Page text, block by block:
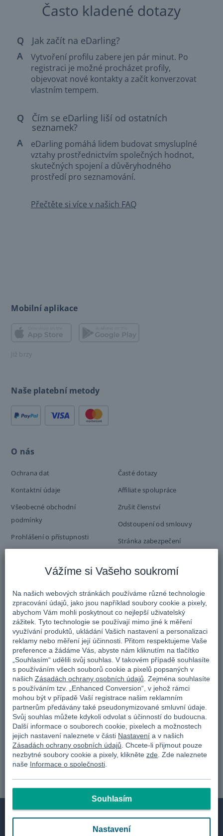
Často kladené dotazy
Jak začít na eDarling?
Vytvoření profilu zabere jen pár minut. Po
registraci je možné procházet profily,
objevovat nové kontakty a začít konverzovat
vlastním tempem.
Čím se eDarling liší od ostatních
seznamek?
eDarling pomáhá lidem budovat smysluplné
vztahy prostřednictvím společných hodnot,
skutečných spojení a důvěryhodného
prostředí pro seznamování.
Přečtěte si více v našich FAQ
Mobilní aplikace
Již brzy
Naše platební metody
O nás
Ochrana dat
Kontaktní údaje
Všeobecné obchodní
podmínky
Prohlášení o přístupnosti
Časté dotazy
Affiliate spolupráce
Zrušit členství
Odstoupení od smlouvy
Stránka zabezpečení
Kontaktní Formulář
Sledujte nás na
Facebook
Instagram
Bezpečnostní pokyny eDarling
Na eDarling najdete nejen partnera, na kterého tak dlouho
čekáte. Najdete také bezpečné prostředí. Máme mnoho funkcí a
každá z nich se postará o vaše bezpečí při seznamování.
Vážíme si Vašeho soukromí
Na našich webových stránkách používáme různé technologie
zpracování údajů, jako jsou například soubory cookie a pixely,
abychom Vám mohli poskytnout co nejlepší uživatelský
zážitek. Tyto technologie se používají mimo jiné k měření
využívání produktů, ukládání Vašich nastavení a personalizaci
reklamy nebo měření její účinnosti. Přitom respektujeme Vaše
preference a žádáme Vás, abyste nám kliknutím na tlačítko
„Souhlasím“ udělili svůj souhlas. V takovém případě souhlasíte
s používáním všech souborů cookie a pixelů popsaných v
našich Zásadách ochrany osobních údajů. Zejména souhlasíte
s používáním tzv. „Enhanced Conversion“, v jehož rámci
mohou být v případě Vaší registrace našim reklamním
partnerům předávány také pseudonymizované smluvní údaje.
Svůj souhlas můžete kdykoli odvolat s účinností do budoucna.
Další informace o souborech cookie, pixelech a možnostech
jejich nastavení naleznete v části Nastavení a v našich
Zásadách ochrany osobních údajů. Chcete-li přijmout pouze
nezbytné soubory cookie a pixely, klikněte zde. Zde naleznete
naše Informace o společnosti.
Souhlasím
Nastavení